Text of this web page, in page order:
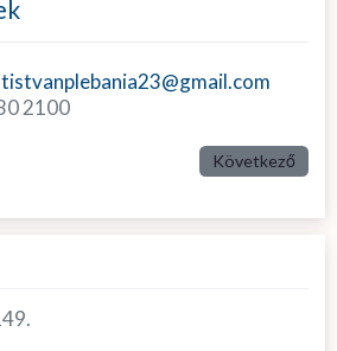
@gmail.com
2100
Következő